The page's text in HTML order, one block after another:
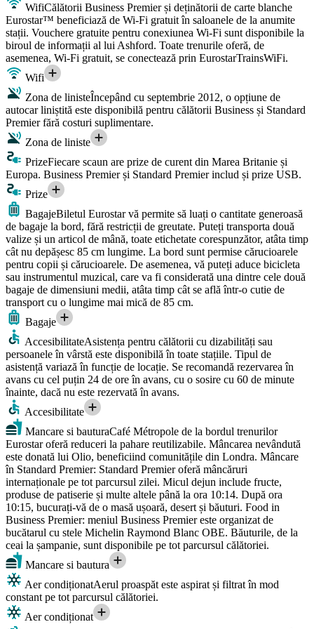
WifiCălătorii Business Premier și deținătorii de carte blanche
Eurostar™ beneficiază de Wi-Fi gratuit în saloanele de la anumite
stații. Vouchere gratuite pentru conexiunea Wi-Fi sunt disponibile la
biroul de informații al lui Ashford. Toate trenurile oferă, de
asemenea, Wi-Fi gratuit, se conectează prin EurostarTrainsWiFi.
Wifi
Zona de linisteÎncepând cu septembrie 2012, o opțiune de
autocar liniștită este disponibilă pentru călătorii Business și Standard
Premier fără costuri suplimentare.
Zona de liniste
PrizeFiecare scaun are prize de curent din Marea Britanie și
Europa. Business Premier și Standard Premier includ și prize USB.
Prize
BagajeBiletul Eurostar vă permite să luați o cantitate generoasă
de bagaje la bord, fără restricții de greutate. Puteți transporta două
valize și un articol de mână, toate etichetate corespunzător, atâta timp
cât nu depășesc 85 cm lungime. La bord sunt permise cărucioarele
pentru copii și cărucioarele. De asemenea, vă puteți aduce bicicleta
sau instrumentul muzical, care va fi considerată una dintre cele două
bagaje de dimensiuni medii, atâta timp cât se află într-o cutie de
transport cu o lungime mai mică de 85 cm.
Bagaje
AccesibilitateAsistența pentru călătorii cu dizabilități sau
persoanele în vârstă este disponibilă în toate stațiile. Tipul de
asistență variază în funcție de locație. Se recomandă rezervarea în
avans cu cel puțin 24 de ore în avans, cu o sosire cu 60 de minute
înainte, dacă nu este rezervată în avans.
Accesibilitate
Mancare si bauturaCafé Métropole de la bordul trenurilor
Eurostar oferă reduceri la pahare reutilizabile. Mâncarea nevândută
este donată lui Olio, beneficiind comunitățile din Londra. Mâncare
în Standard Premier: Standard Premier oferă mâncăruri
internaționale pe tot parcursul zilei. Micul dejun include fructe,
produse de patiserie și multe altele până la ora 10:14. După ora
10:15, bucurați-vă de o masă ușoară, desert și băuturi. Food in
Business Premier: meniul Business Premier este organizat de
bucătarul cu stele Michelin Raymond Blanc OBE. Băuturile, de la
ceai la șampanie, sunt disponibile pe tot parcursul călătoriei.
Mancare si bautura
Aer condiționatAerul proaspăt este aspirat și filtrat în mod
constant pe tot parcursul călătoriei.
Aer condiționat